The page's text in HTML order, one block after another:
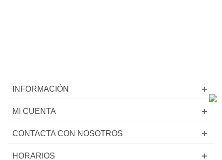
INFORMACIÓN
MI CUENTA
CONTACTA CON NOSOTROS
HORARIOS